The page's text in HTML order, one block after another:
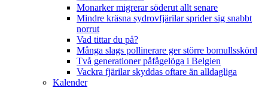
Monarker migrerar söderut allt senare
Mindre kräsna sydrovfjärilar sprider sig snabbt
norrut
Vad tittar du på?
Många slags pollinerare ger större bomullsskörd
Två generationer påfågelöga i Belgien
Vackra fjärilar skyddas oftare än alldagliga
Kalender